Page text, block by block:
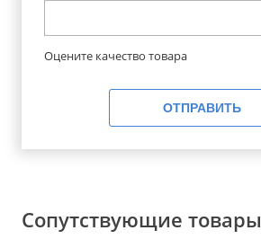
Оцените качество товара
ОТПРАВИТЬ
Сопутствующие товары